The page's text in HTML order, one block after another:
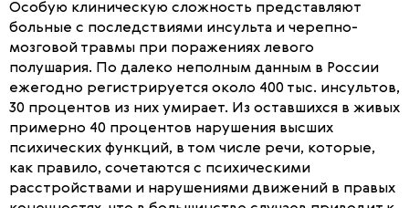
Особую клиническую сложность представляют
больные с последствиями инсульта и черепно-
мозговой травмы при поражениях левого
полушария. По далеко неполным данным в России
ежегодно регистрируется около 400 тыс. инсультов,
30 процентов из них умирает. Из оставшихся в живых
примерно 40 процентов нарушения высших
психических функций, в том числе речи, которые,
как правило, сочетаются с психическими
расстройствами и нарушениями движений в правых